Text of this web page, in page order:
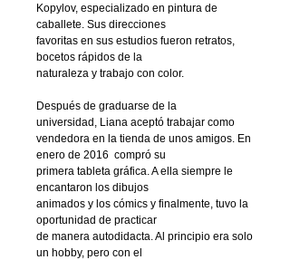
Kopylov, especializado en pintura de
caballete. Sus direcciones
favoritas en sus estudios fueron retratos,
bocetos rápidos de la
naturaleza y trabajo con color.
Después de graduarse de la
universidad, Liana aceptó trabajar como
vendedora en la tienda de unos amigos. En
enero de 2016 compró su
primera tableta gráfica. A ella siempre le
encantaron los dibujos
animados y los cómics y finalmente, tuvo la
oportunidad de practicar
de manera autodidacta. Al principio era solo
un hobby, pero con el